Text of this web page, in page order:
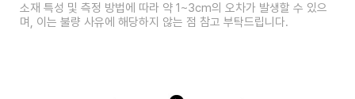
소재 특성 및 측정 방법에 따라 약 1~3cm의 오차가 발생할 수 있으
며, 이는 불량 사유에 해당하지 않는 점 참고 부탁드립니다.